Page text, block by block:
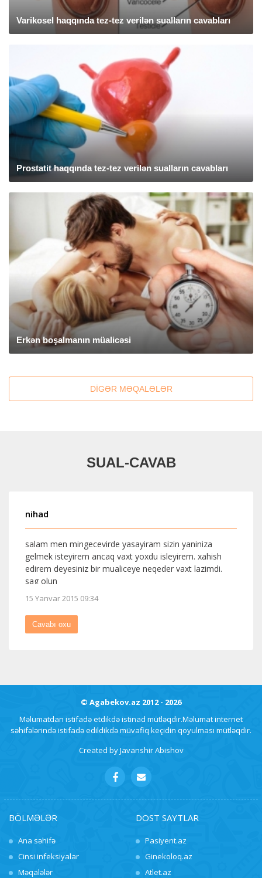
Varikosel haqqında tez-tez verilən sualların cavabları
Prostatit haqqında tez-tez verilən sualların cavabları
Erkən boşalmanın müalicəsi
DİGƏR MƏQALƏLƏR
SUAL-CAVAB
emin
salam hekim varikoz xesdeliyi cinsi zeifliye sebeb ola
bilermi?MINNETDARAM
15 Yanvar 2015 09:26
Cavabı oxu
© Agabekov.az 2012 - 2026
Məlumatdan istifadə etdikdə istinad mütləqdir.Məlumat internet
səhifələrində istifadə edildikdə müvafiq keçidin qoyulması mütləqdir.
Created byJavanshir Abishov
BÖLMƏLƏR
Ana səhifə
Cinsi infeksiyalar
Məqalələr
DOST SAYTLAR
Pasiyent.az
Ginekoloq.az
Atlet.az